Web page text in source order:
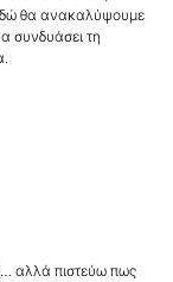
θα ανακαλύψουμε
συνδυάσει τη
αλλά πιστεύω πως